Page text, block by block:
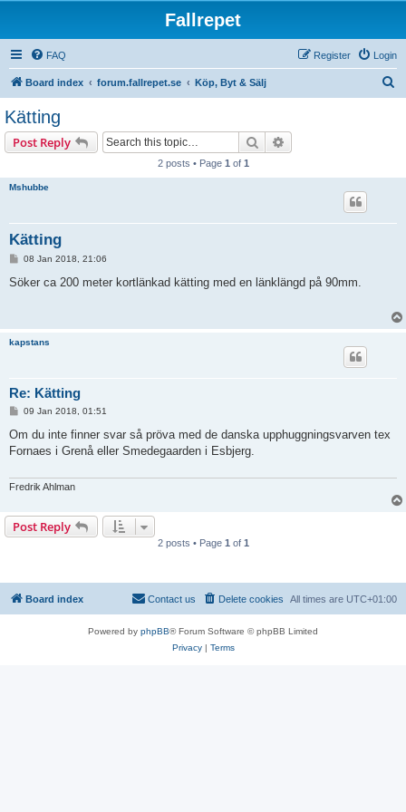
Fallrepet
FAQ Login
Register
Board index forum.fallrepet.se Köp, Byt & Sälj
Kätting
Post Reply Search
2 posts • Page 1 of 1
Mshubbe
Kätting
P
s
08 Jan 2018, 21:06
Söker ca 200 meter kortlänkad kätting med en länklängd på 90mm.
kapstans
Re: Kätting
P
s
09 Jan 2018, 01:51
Om du inte finner svar så pröva med de danska upphuggningsvarven tex
Fornaes i Grenå eller Smedegaarden i Esbjerg.
Fredrik Ahlman
Post Reply
2 posts • Page 1 of 1
Board index All times are UTC+01:00
Delete cookies
Contact us
Powered by phpBB® Forum Software © phpBB Limited
Privacy| Terms